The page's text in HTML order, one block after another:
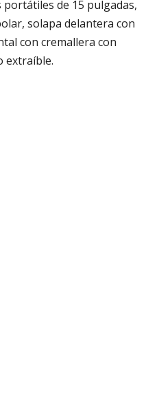
de 15 pulgadas,
solapa delantera con
con cremallera con
extraíble.